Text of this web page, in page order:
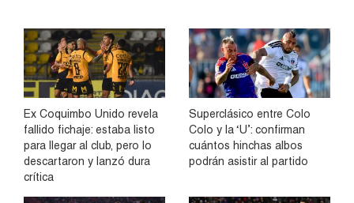
Ex Coquimbo Unido revela
fallido fichaje: estaba listo
para llegar al club, pero lo
descartaron y lanzó dura
crítica
Superclásico entre Colo
Colo y la ‘U’: confirman
cuántos hinchas albos
podrán asistir al partido